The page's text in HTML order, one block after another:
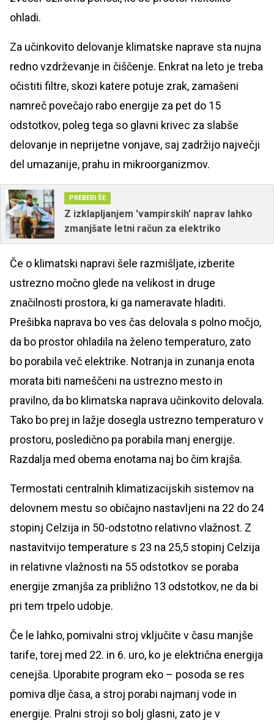
ohladi.
Za učinkovito delovanje klimatske naprave sta nujna
redno vzdrževanje in čiščenje. Enkrat na leto je treba
očistiti filtre, skozi katere potuje zrak, zamašeni
namreč povečajo rabo energije za pet do 15
odstotkov, poleg tega so glavni krivec za slabše
delovanje in neprijetne vonjave, saj zadržijo največji
del umazanije, prahu in mikroorganizmov.
PREBERI ŠE
Z izklapljanjem 'vampirskih' naprav lahko
zmanjšate letni račun za elektriko
Če o klimatski napravi šele razmišljate, izberite
ustrezno močno glede na velikost in druge
značilnosti prostora, ki ga nameravate hladiti.
Prešibka naprava bo ves čas delovala s polno močjo,
da bo prostor ohladila na želeno temperaturo, zato
bo porabila več elektrike. Notranja in zunanja enota
morata biti nameščeni na ustrezno mesto in
pravilno, da bo klimatska naprava učinkovito delovala.
Tako bo prej in lažje dosegla ustrezno temperaturo v
prostoru, posledično pa porabila manj energije.
Razdalja med obema enotama naj bo čim krajša.
Termostati centralnih klimatizacijskih sistemov na
delovnem mestu so običajno nastavljeni na 22 do 24
stopinj Celzija in 50-odstotno relativno vlažnost. Z
nastavitvijo temperature s 23 na 25,5 stopinj Celzija
in relativne vlažnosti na 55 odstotkov se poraba
energije zmanjša za približno 13 odstotkov, ne da bi
pri tem trpelo udobje.
Če le lahko, pomivalni stroj vključite v času manjše
tarife, torej med 22. in 6. uro, ko je električna energija
cenejša. Uporabite program eko – posoda se res
pomiva dlje časa, a stroj porabi najmanj vode in
energije. Pralni stroji so bolj glasni, zato je v